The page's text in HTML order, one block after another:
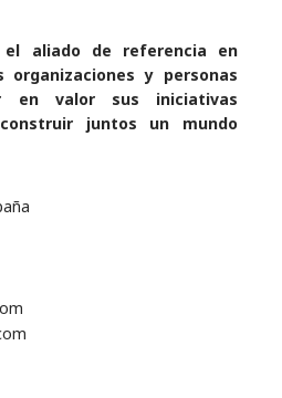
el aliado de referencia en
organizaciones y personas
en valor sus iniciativas
juntos un mundo